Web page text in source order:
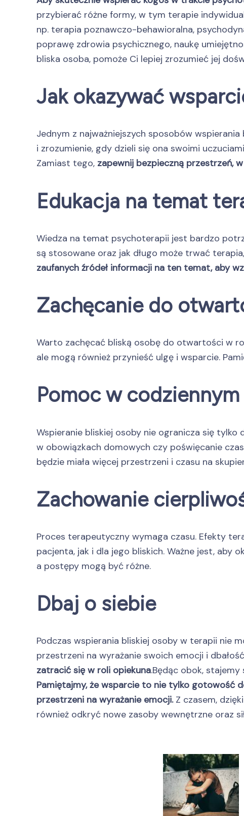
przybierać różne formy, w tym terapie
np. terapia poznawczo-behawioralna,
poprawę zdrowia psychicznego, naukę
bliska osoba, pomoże Ci lepiej zrozumieć jej
Jak okazywać
Jednym z najważniejszych sposobów
i zrozumienie, gdy dzieli się ona swoimi
Zamiast tego, zapewnij bezpieczną przestrzeń,
Edukacja na temat
Wiedza na temat psychoterapii jest bardzo
są stosowane oraz jak długo może trwać
zaufanych źródeł informacji na ten temat, aby
Zachęcanie do
Warto zachęcać bliską osobę do otwartości w
ale mogą również przynieść ulgę i wsparcie.
Pomoc w
Wspieranie bliskiej osoby nie ogranicza się
w obowiązkach domowych czy poświęcanie
będzie miała więcej przestrzeni i czasu na
Zachowanie
Proces terapeutyczny wymaga czasu. Efekty
pacjenta, jak i dla jego bliskich. Ważne jest, aby
a postępy mogą być różne.
Dbaj o siebie
Podczas wspierania bliskiej osoby w terapii nie
przestrzeni na wyrażanie swoich emocji i
zatracić się w roli opiekuna.Będąc obok,
Pamiętajmy, że wsparcie to nie tylko gotowość
przestrzeni na wyrażanie emocji.Z czasem,
również odkryć nowe zasoby wewnętrzne oraz
wpisu